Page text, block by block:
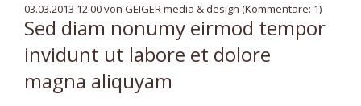
03.03.2013 12:00von GEIGER media & design (Kommentare: 1)
Sed diam nonumy eirmod tempor
invidunt ut labore et dolore
magna aliquyam